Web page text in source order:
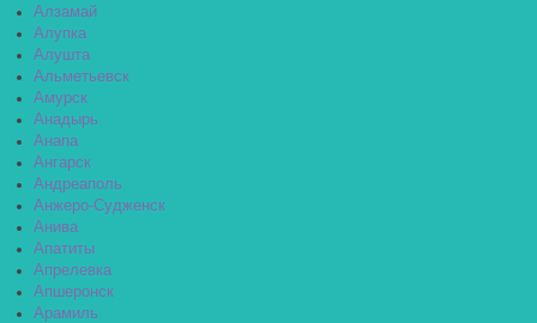
Алзамай
Алупка
Алушта
Альметьевск
Амурск
Анадырь
Анапа
Ангарск
Андреаполь
Анжеро-Судженск
Анива
Апатиты
Апрелевка
Апшеронск
Арамиль